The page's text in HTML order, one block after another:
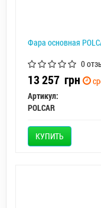
Фара основная
0
13 257 грн
Артикул:
POLCAR
КУПИТЬ